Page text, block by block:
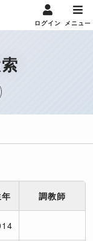
ログイン メニュー
調教師